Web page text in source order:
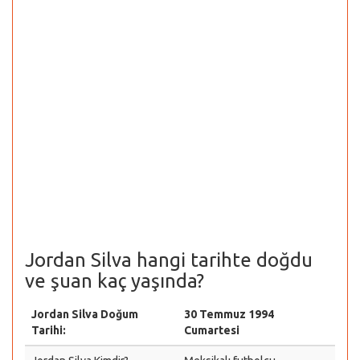
Jordan Silva hangi tarihte doğdu
ve şuan kaç yaşında?
Jordan Silva Doğum
Tarihi:
30 Temmuz 1994
Cumartesi